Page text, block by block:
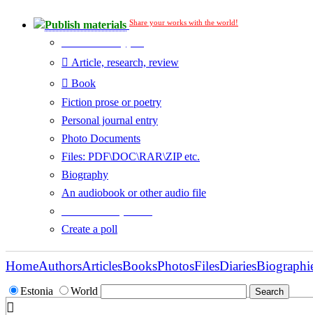
Publish materials Share your works with the world!
Article, research, review
Book
Fiction prose or poetry
Personal journal entry
Photo Documents
Files: PDF\DOC\RAR\ZIP etc.
Biography
An audiobook or other audio file
Create a poll
Estonia World
HomeAuthorsArticlesBooksPhotosFilesDiaries